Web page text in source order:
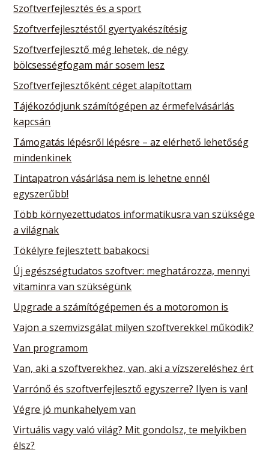
Szoftverfejlesztés és a sport
Szoftverfejlesztéstől gyertyakészítésig
Szoftverfejlesztő még lehetek, de négy
bölcsességfogam már sosem lesz
Szoftverfejlesztőként céget alapítottam
Tájékozódjunk számítógépen az érmefelvásárlás
kapcsán
Támogatás lépésről lépésre – az elérhető lehetőség
mindenkinek
Tintapatron vásárlása nem is lehetne ennél
egyszerűbb!
Több környezettudatos informatikusra van szüksége
a világnak
Tökélyre fejlesztett babakocsi
Új egészségtudatos szoftver: meghatározza, mennyi
vitaminra van szükségünk
Upgrade a számítógépemen és a motoromon is
Vajon a szemvizsgálat milyen szoftverekkel működik?
Van programom
Van, aki a szoftverekhez, van, aki a vízszereléshez ért
Varrónő és szoftverfejlesztő egyszerre? Ilyen is van!
Végre jó munkahelyem van
Virtuális vagy való világ? Mit gondolsz, te melyikben
élsz?